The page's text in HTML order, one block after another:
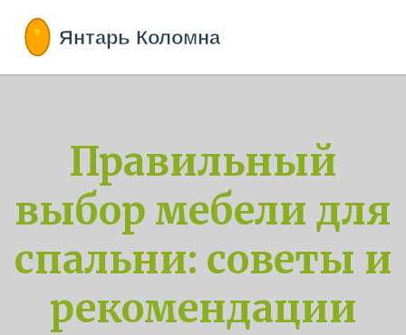
Правильный
выбор мебели для
спальни: советы и
рекомендации